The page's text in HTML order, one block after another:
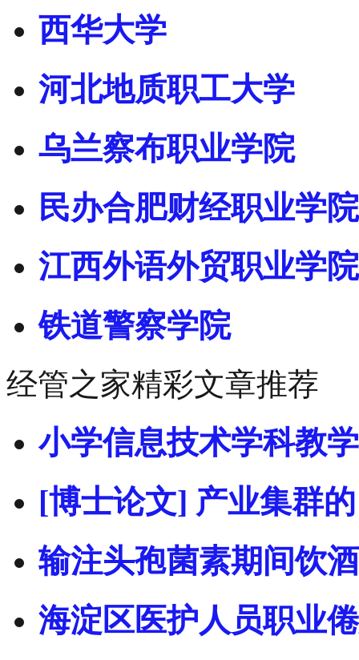
西华大学
河北地质职工大学
乌兰察布职业学院
民办合肥财经职业学院
江西外语外贸职业学院
铁道警察学院
经管之家精彩文章推荐
小学信息技术学科教
[博士论文] 产业集群的
输注头孢菌素期间饮
海淀区医护人员职业